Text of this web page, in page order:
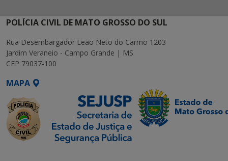
POLÍCIA CIVIL DE MATO GROSSO DO SUL
Rua Desembargador Leão Neto do Carmo 1203
Jardim Veraneio - Campo Grande | MS
CEP 79037-100
MAPA